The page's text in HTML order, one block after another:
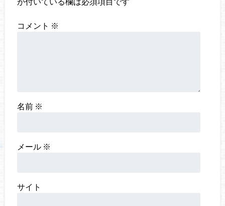
コメント ※
名前 ※
メール ※
サイト